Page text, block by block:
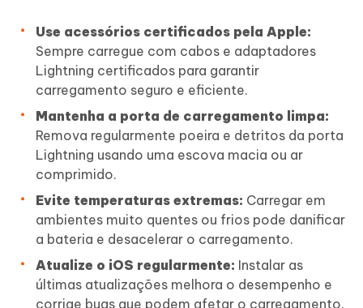
Use acessórios certificados pela Apple:
Sempre carregue com cabos e adaptadores
Lightning certificados para garantir
carregamento seguro e eficiente.
Mantenha a porta de carregamento limpa:
Remova regularmente poeira e detritos da porta
Lightning usando uma escova macia ou ar
comprimido.
Evite temperaturas extremas: Carregar em
ambientes muito quentes ou frios pode danificar
a bateria e desacelerar o carregamento.
Atualize o iOS regularmente: Instalar as
últimas atualizações melhora o desempenho e
corrige bugs que podem afetar o carregamento.